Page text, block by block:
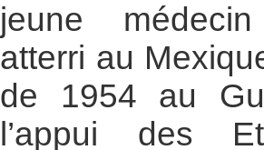
jeune
atterri au
de 1954 au
l’appui des